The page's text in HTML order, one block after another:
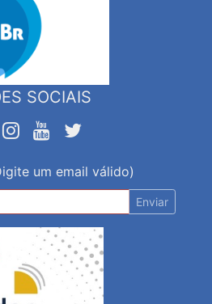
SOCIAIS
um email válido)
Enviar